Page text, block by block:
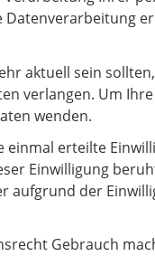
aktuell sein
verlangen. Um
wenden.
einmal erteilte
Einwilligung
aufgrund der
Gebrauch